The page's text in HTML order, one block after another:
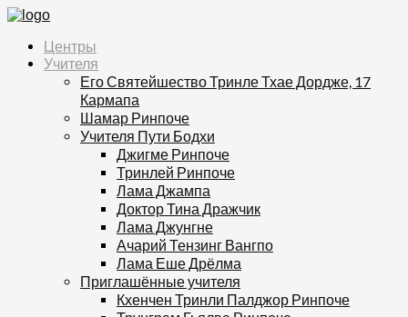
Центры
Учителя
Его Святейшество Тринле Тхае Дордже, 17
Кармапа
Шамар Ринпоче
Учителя Пути Бодхи
Джигме Ринпоче
Тринлей Ринпоче
Лама Джампа
Доктор Тина Дражчик
Лама Джунгне
Ачарий Тензинг Вангпо
Лама Еше Дрёлма
Приглашённые учителя
Кхенчен Тринли Палджор Ринпоче